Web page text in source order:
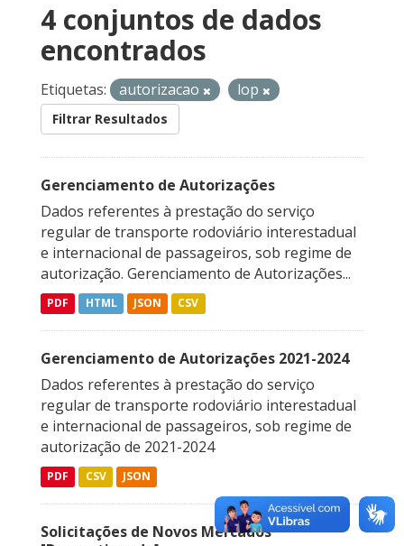
4 conjuntos de dados
encontrados
Etiquetas: autorizacao lop
Filtrar Resultados
Gerenciamento de Autorizações
Dados referentes à prestação do serviço
regular de transporte rodoviário interestadual
e internacional de passageiros, sob regime de
autorização. Gerenciamento de Autorizações...
PDF HTML JSON CSV
Gerenciamento de Autorizações 2021-2024
Dados referentes à prestação do serviço
regular de transporte rodoviário interestadual
e internacional de passageiros, sob regime de
autorização de 2021-2024
PDF CSV JSON
Solicitações de Novos Mercados